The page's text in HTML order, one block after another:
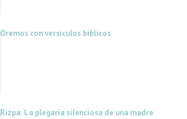
Oremos con versículos bíblicos
Rizpa: La plegaria silenciosa de una madre